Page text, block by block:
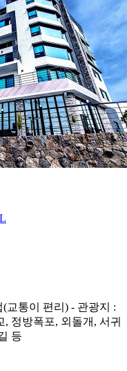
교통이 편리) - 관광지 :
정방폭포, 외돌개, 서귀
등